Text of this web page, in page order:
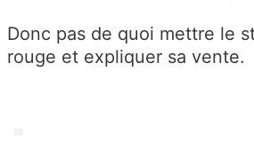
Donc pas de quoi mettre le
rouge et expliquer sa vente.